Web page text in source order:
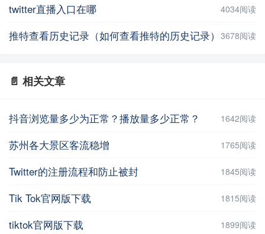
twitter直播入口在哪 4034阅读
推特查看历史记录（如何查看推特的历史记录） 3678阅读
📄 相关文章
抖音浏览量多少为正常？播放量多少正常？ 1642阅读
苏州各大景区客流稳增 1765阅读
Twitter的注册流程和防止被封 1845阅读
Tik Tok官网版下载 1815阅读
tiktok官网版下载 1899阅读